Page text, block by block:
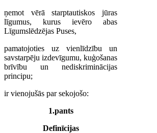
ņemot vērā starptautiskos jūras
līgumus, kurus ievēro abas
Līgumslēdzējas Puses,
pamatojoties uz vienlīdzību un
savstarpēju izdevīgumu, kuģošanas
brīvību un nediskriminācijas
principu;
ir vienojušās par sekojošo:
1.pants
Definīcijas